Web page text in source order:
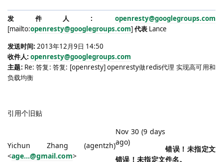
发件人 :
openresty@googlegroups.com
[mailto:openresty@googlegroups.com]代表 Lance
发送时间: 2013年12月9日 14:50
收件人: openresty@googlegroups.com
主题: Re:答复: 答复: [openresty] openresty做redis代理 实现高可用和
负载均衡
引用个旧贴
Yichun Zhang (agentzh)
<age...@gmail.com>
Nov 30 (9 days
ago)
错误！未指定文
错误！未指定文
件名。